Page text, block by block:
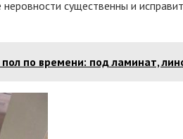
существенны и
по времени: под ламинат,